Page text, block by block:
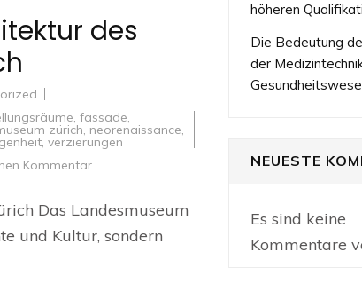
des
, fassade,
zürich, neorenaissance,
, verzierungen
Kommentarzu
Architektur
des
Landesmuseums
Zürich
Das Landesmuseum
und Kultur, sondern
höheren
Die Bedeutung
der
NEUESTE
Es sind keine
Kommentare